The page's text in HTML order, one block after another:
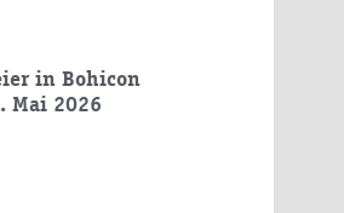
in Bohicon
Mai 2026